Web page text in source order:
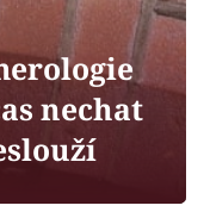
nechat